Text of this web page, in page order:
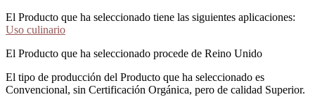
El Producto que ha seleccionado tiene las siguientes aplicaciones:
Uso culinario
El Producto que ha seleccionado procede de Reino Unido
El tipo de producción del Producto que ha seleccionado es
Convencional, sin Certificación Orgánica, pero de calidad Superior.